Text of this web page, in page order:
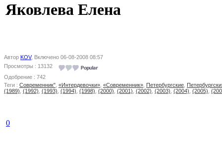
Яковлева Елена
Автор KOV, Включено 06-08-2008 08:57
Просмотры : 13132
Одобрение : 742
Теги : Современник" «Интердевочки» «Современник» Петербургские
(1989) (1992) (1993) (1994) (1998) (2000) (2001) (2002) (2003) (2004) (2005)
0